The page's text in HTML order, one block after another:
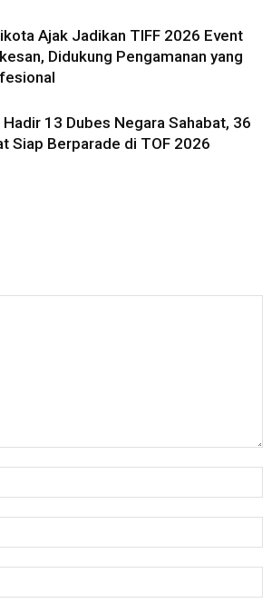
Ajak Jadikan TIFF 2026 Event
Didukung Pengamanan yang
Hadir 13 Dubes Negara Sahabat, 36
Siap Berparade di TOF 2026